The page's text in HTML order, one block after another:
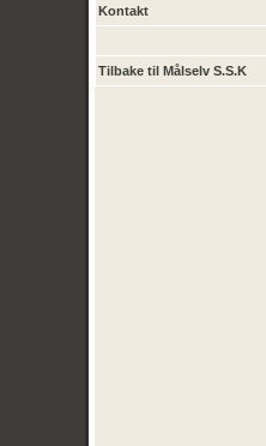
Kontakt
Tilbake til Målselv S.S.K